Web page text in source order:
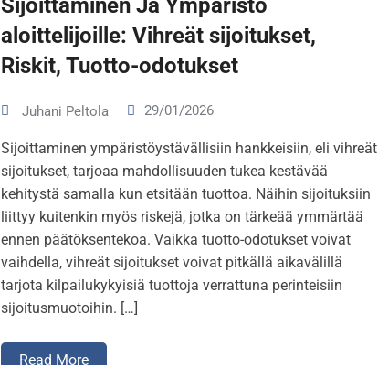
Sijoittaminen Ja Ympäristö
aloittelijoille: Vihreät sijoitukset,
Riskit, Tuotto-odotukset
Juhani Peltola 29/01/2026
Sijoittaminen ympäristöystävällisiin hankkeisiin, eli vihreät
sijoitukset, tarjoaa mahdollisuuden tukea kestävää
kehitystä samalla kun etsitään tuottoa. Näihin sijoituksiin
liittyy kuitenkin myös riskejä, jotka on tärkeää ymmärtää
ennen päätöksentekoa. Vaikka tuotto-odotukset voivat
vaihdella, vihreät sijoitukset voivat pitkällä aikavälillä
tarjota kilpailukykyisiä tuottoja verrattuna perinteisiin
sijoitusmuotoihin. […]
Read More